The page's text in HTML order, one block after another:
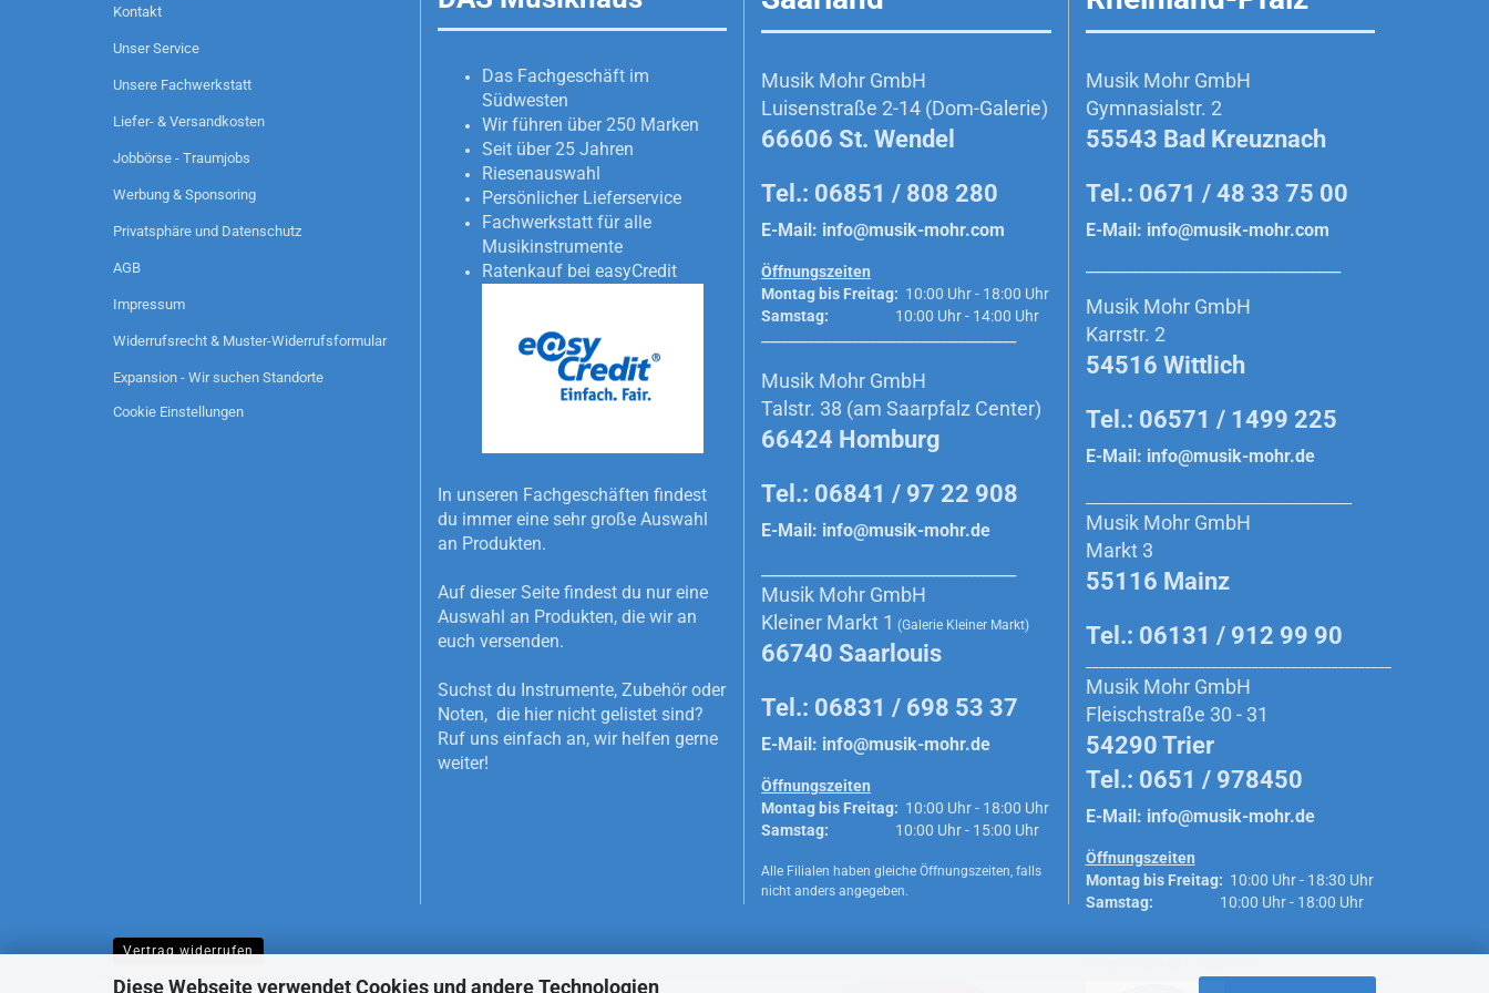
Diese Webseite verwendet Cookies und andere Technologien
Kontakt
Unser Service
Unsere Fachwerkstatt
Liefer- & Versandkosten
Jobbörse - Traumjobs
Werbung & Sponsoring
Privatsphäre und Datenschutz
AGB
Impressum
Widerrufsrecht & Muster-Widerrufsformular
Expansion - Wir suchen Standorte
Cookie Einstellungen
Das Fachgeschäft im
Südwesten
Wir führen über 250 Marken
Seit über 25 Jahren
Riesenauswahl
Persönlicher Lieferservice
Fachwerkstatt für alle
Musikinstrumente
Ratenkauf bei easyCredit
In unseren Fachgeschäften findest
du immer eine sehr große Auswahl
an Produkten.
Auf dieser Seite findest du nur eine
Auswahl an Produkten, die wir an
euch versenden.
Suchst du Instrumente, Zubehör oder
Noten, die hier nicht gelistet sind?
Ruf uns einfach an, wir helfen gerne
weiter!
Musik Mohr GmbH
Luisenstraße 2-14 (Dom-Galerie)
66606 St. Wendel
Tel.: 06851 / 808 280
E-Mail: info@musik-mohr.com
Öffnungszeiten
Montag bis Freitag: 10:00 Uhr - 18:00 Uhr
Samstag: 10:00 Uhr - 14:00 Uhr
Musik Mohr GmbH
Talstr. 38 (am Saarpfalz Center)
66424 Homburg
Tel.: 06841 / 97 22 908
E-Mail: info@musik-mohr.de
Musik Mohr GmbH
Kleiner Markt 1 (Galerie Kleiner Markt)
66740 Saarlouis
Tel.: 06831 / 698 53 37
E-Mail: info@musik-mohr.de
Öffnungszeiten
Montag bis Freitag: 10:00 Uhr - 18:00 Uhr
Samstag: 10:00 Uhr - 15:00 Uhr
Alle Filialen haben gleiche Öffnungszeiten, falls
nicht anders angegeben.
Musik Mohr GmbH
Gymnasialstr. 2
55543 Bad Kreuznach
Tel.: 0671 / 48 33 75 00
E-Mail: info@musik-mohr.com
Musik Mohr GmbH
Karrstr. 2
54516 Wittlich
Tel.: 06571 / 1499 225
E-Mail: info@musik-mohr.de
Musik Mohr GmbH
Markt 3
55116 Mainz
Tel.: 06131 / 912 99 90
Musik Mohr GmbH
Fleischstraße 30 - 31
54290 Trier
Tel.: 0651 / 978450
E-Mail: info@musik-mohr.de
Öffnungszeiten
Montag bis Freitag: 10:00 Uhr - 18:30 Uhr
Samstag: 10:00 Uhr - 18:00 Uhr
Vertrag widerrufen